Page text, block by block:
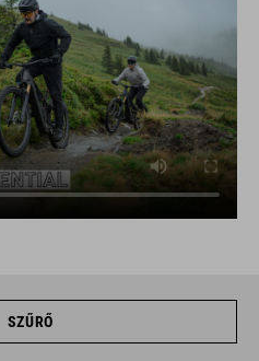
SZŰRŐ